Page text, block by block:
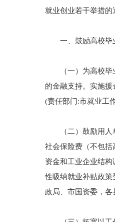
就业创业若干举措
一、鼓励高校毕
（一）为高校毕业
的金融支持。实施
(责任部门:市就业工
（二）鼓励用人单
社会保险费（不包
资金和工业企业结
性吸纳就业补贴政
政局、市国资委，